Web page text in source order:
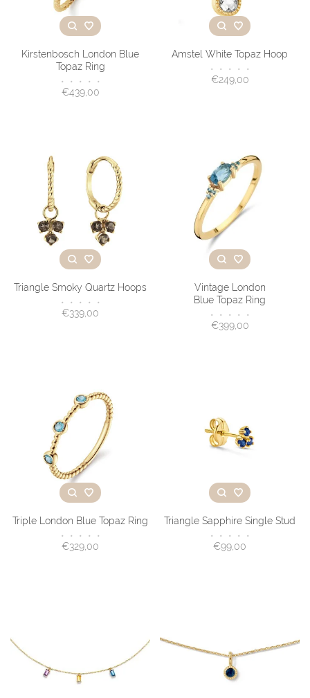
Kirstenbosch London Blue
Topaz Ring
• • • • •
€439,00
Amstel White Topaz Hoop
• • • • •
€249,00
Triangle Smoky Quartz Hoops
• • • • •
€339,00
Vintage London
Blue Topaz Ring
• • • • •
€399,00
Triple London Blue Topaz Ring
• • • • •
€329,00
Triangle Sapphire Single Stud
• • • • •
€99,00